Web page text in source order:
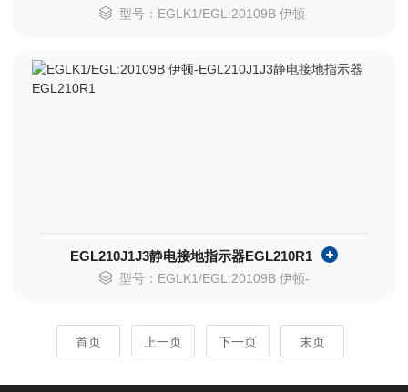
型号：EGLK1/EGL:20109B 伊顿-
EGL210J1J3静电接地指示器EGL210R1
型号：EGLK1/EGL:20109B 伊顿-
首页 上一页 下一页 末页